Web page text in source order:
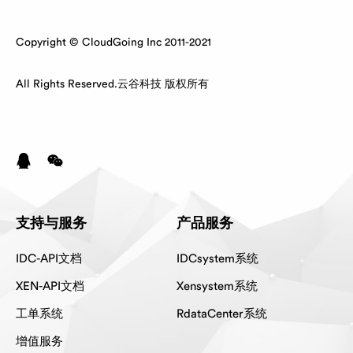
Copyright © CloudGoing Inc 2011-2021
All Rights Reserved.云谷科技 版权所有
支持与服务
IDC-API文档
XEN-API文档
工单系统
增值服务
产品服务
IDCsystem系统
Xensystem系统
RdataCenter系统